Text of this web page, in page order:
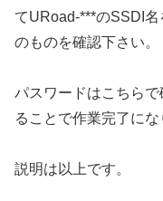
てURoad-***のSSDI
のものを確認下さい。
パスワードはこちら
ることで作業完了にな
説明は以上です。